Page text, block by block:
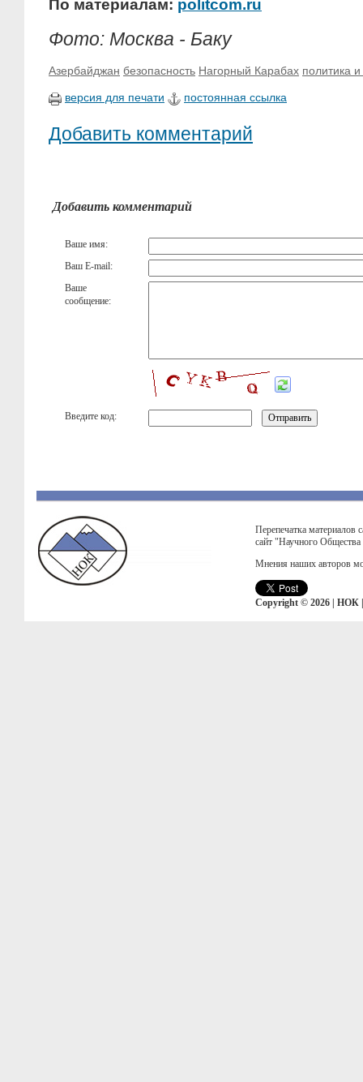
По материалам: politcom.ru
Фото: Москва - Баку
Азербайджан безопасность Нагорный Карабах политика
версия для печати постоянная ссылка
Добавить комментарий
Добавить комментарий
Ваше имя:
Ваш E-mail:
Ваше
сообщение:
Введите код:
Перепечатка материалов
сайт "Научного
Мнения наших авторов
Copyright © 2026 | НОК